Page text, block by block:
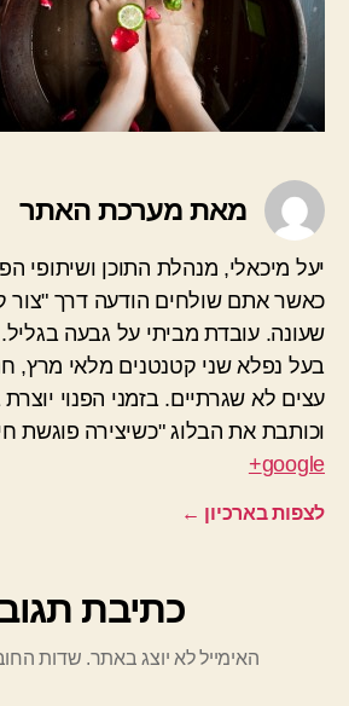
מאת מערכת האתר
יעל מיכאלי, מנהלת התוכן ושיתופי
כאשר אתם שולחים הודעה דרך "צור
שעונה. עובדת מביתי על גבעה
בעל נפלא שני קטנטנים מלאי מרץ,
עצים לא שגרתיים. בזמני הפנוי יוצרת
וכותבת את הבלוג "כשיצירה פוגשת
google+
לצפות בארכיון ←
כתיבת
האימייל לא יוצג באתר. שדות